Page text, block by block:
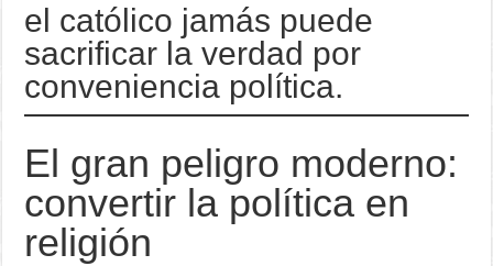
el católico jamás puede
sacrificar la verdad por
conveniencia política.
El gran peligro moderno:
convertir la política en
religión